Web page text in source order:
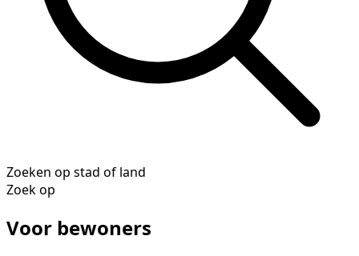
Zoeken op stad of land
Zoek op
Voor bewoners